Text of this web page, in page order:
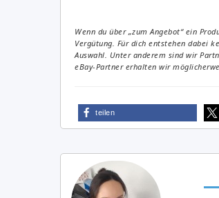
Wenn du über „zum Angebot“ ein
Vergütung. Für dich entstehen dabei
Auswahl. Unter anderem sind wir
eBay-Partner erhalten wir
teilen